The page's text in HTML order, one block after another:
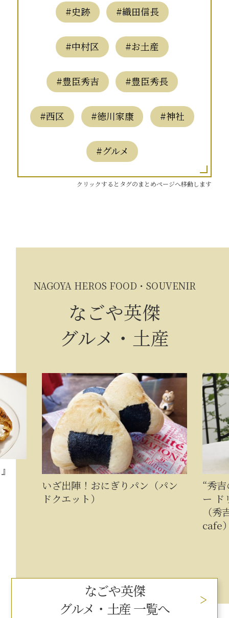
#史跡 #織田信長
#中村区 #お土産
#豊臣秀吉 #豊臣秀長
#西区 #徳川家康 #神社
#グルメ
クリックするとタグのまとめページへ移動します
NAGOYA HEROS FOOD・SOUVENIR
なごや英傑
グルメ・土産
りパン（パン
“秀吉のごほうび”ブレンドコー
ー ドリップバッグ 1箱5杯セット
（秀吉のごほうびshop（
なごや英傑
グルメ・土産 一覧へ